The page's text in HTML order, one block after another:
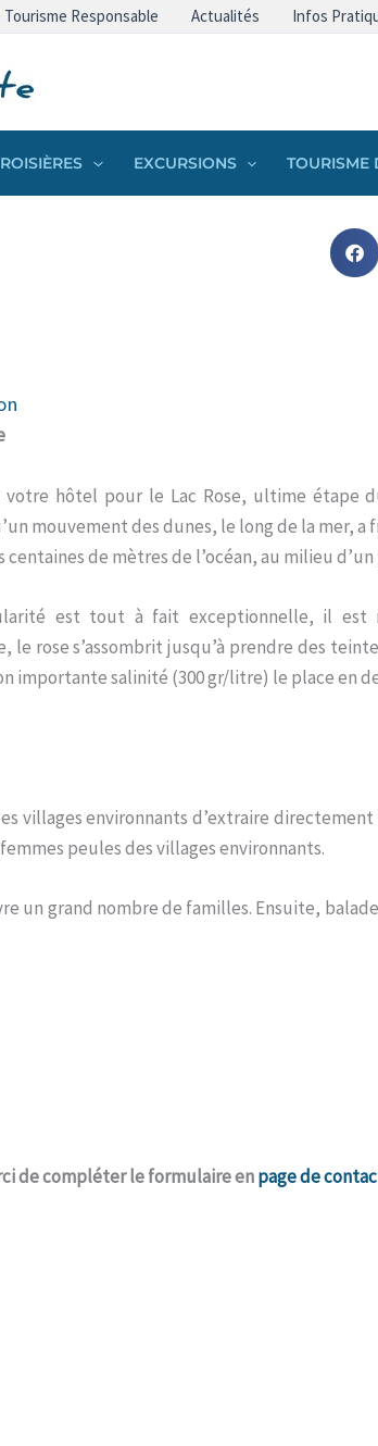
Tourisme Responsable Actualités Infos
EXCURSIONS TOURISME
hôtel pour le Lac Rose, ultime étape
mouvement des dunes, le long de la mer, a
centaines de mètres de l’océan, au milieu
est tout à fait exceptionnelle, il est
le rose s’assombrit jusqu’à prendre des
importante salinité (300 gr/litre) le place en
environnants d’extraire directement
peules des villages environnants.
un grand nombre de familles. Ensuite,
de compléter le formulaire enpage de